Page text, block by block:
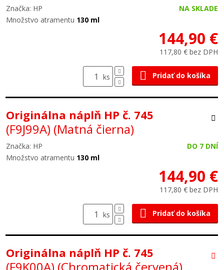
Značka: HP
NA SKLADE
Množstvo atramentu 130 ml
144,90 €
117,80 € bez DPH
ks Pridať do košíka
Originálna náplň HP č. 745
(F9J99A) (Matná čierna)
Značka: HP
DO 7 DNÍ
Množstvo atramentu 130 ml
144,90 €
117,80 € bez DPH
ks Pridať do košíka
Originálna náplň HP č. 745